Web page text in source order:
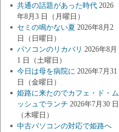
共通の話題があった時代 2026
年8月3 日（月曜日）
セミの鳴かない夏 2026年8月2
日（日曜日）
パソコンのリカバリ 2026年8月
1 日（土曜日）
今日は母を病院に 2026年7月31
日（金曜日）
姫路に来たのでカフェ・ド・ム
ッシュでランチ 2026年7月30 日
（木曜日）
中古パソコンの対応で姫路へ